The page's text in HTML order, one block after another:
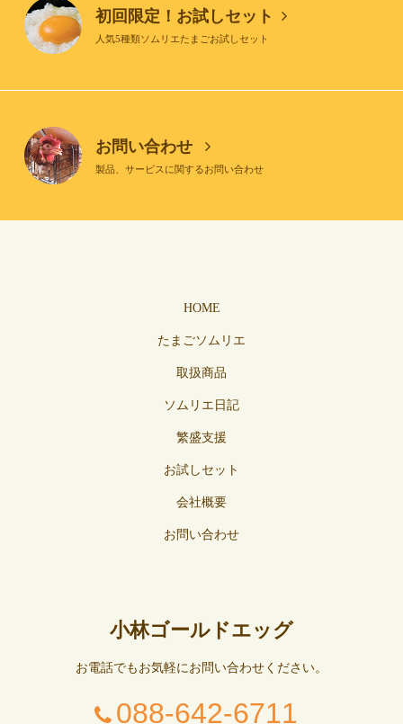
初回限定！お試しセット
人気5種類ソムリエたまごお試しセット
お問い合わせ
製品、サービスに関するお問い合わせ
HOME
たまごソムリエ
取扱商品
ソムリエ日記
繁盛支援
お試しセット
会社概要
お問い合わせ
小林ゴールドエッグ
お電話でもお気軽にお問い合わせください。
088-642-6711